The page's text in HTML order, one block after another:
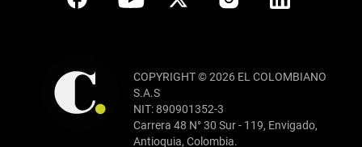
COPYRIGHT © 2026 EL COLOMBIANO
S.A.S
NIT: 890901352-3
Carrera 48 N° 30 Sur - 119, Envigado,
Antioquia, Colombia.